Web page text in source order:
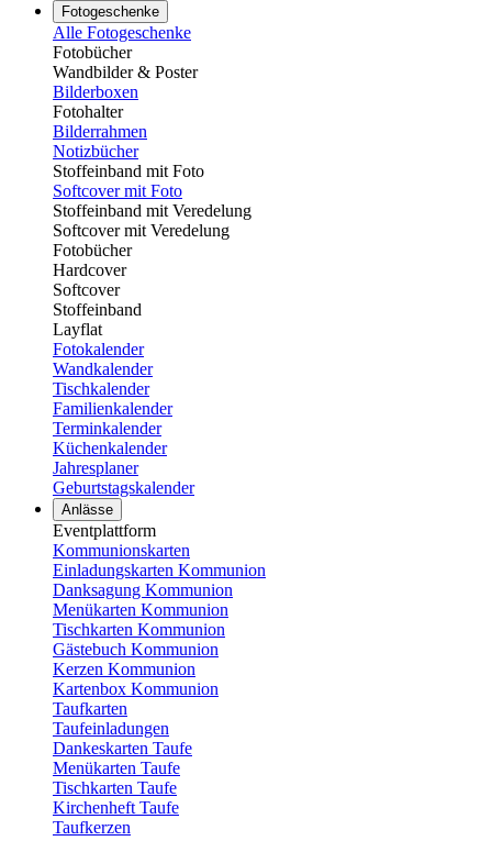
Fotogeschenke
Alle Fotogeschenke
Fotobücher
Wandbilder & Poster
Bilderboxen
Fotohalter
Bilderrahmen
Notizbücher
Stoffeinband mit Foto
Softcover mit Foto
Stoffeinband mit Veredelung
Softcover mit Veredelung
Fotobücher
Hardcover
Softcover
Stoffeinband
Layflat
Fotokalender
Wandkalender
Tischkalender
Familienkalender
Terminkalender
Küchenkalender
Jahresplaner
Geburtstagskalender
Anlässe
Eventplattform
Kommunionskarten
Einladungskarten Kommunion
Danksagung Kommunion
Menükarten Kommunion
Tischkarten Kommunion
Gästebuch Kommunion
Kerzen Kommunion
Kartenbox Kommunion
Taufkarten
Taufeinladungen
Dankeskarten Taufe
Menükarten Taufe
Tischkarten Taufe
Kirchenheft Taufe
Taufkerzen